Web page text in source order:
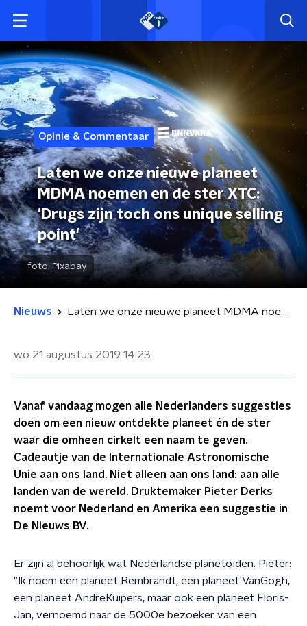
Opinie & Commentaar
Laten we onze nieuwe planeet
MDMA noemen en de ster XTC:
'Drugs zijn toch ons unique selling
point'
foto: Pixabay
Nieuws Laten we onze nieuwe planeet MDMA noemen en de ster XTC: 'Drugs zijn toch ons unique selling point'
wo 21 augustus 2019 14:23
Vanaf vandaag mogen alle Nederlanders suggesties
doen om een nieuw ontdekte planeet én de ster
waar die omheen cirkelt een naam te geven.
Cadeautje van de Internationale Astronomische
Unie aan ons land. Niet alleen aan ons land: aan alle
landen van de wereld. Druktemaker Pieter Derks
noemt voor Nederland en Amerika een suggestie in
De Nieuws BV.
Er zijn al behoorlijk wat Nederlandse planetoïden. Pieter:
"Ik noem een planeet Rembrandt, een planeet VanGogh,
een planeet AndreKuipers, maar ook een planeet Floris-
Jan, vernoemd naar de 5000e bezoeker van een